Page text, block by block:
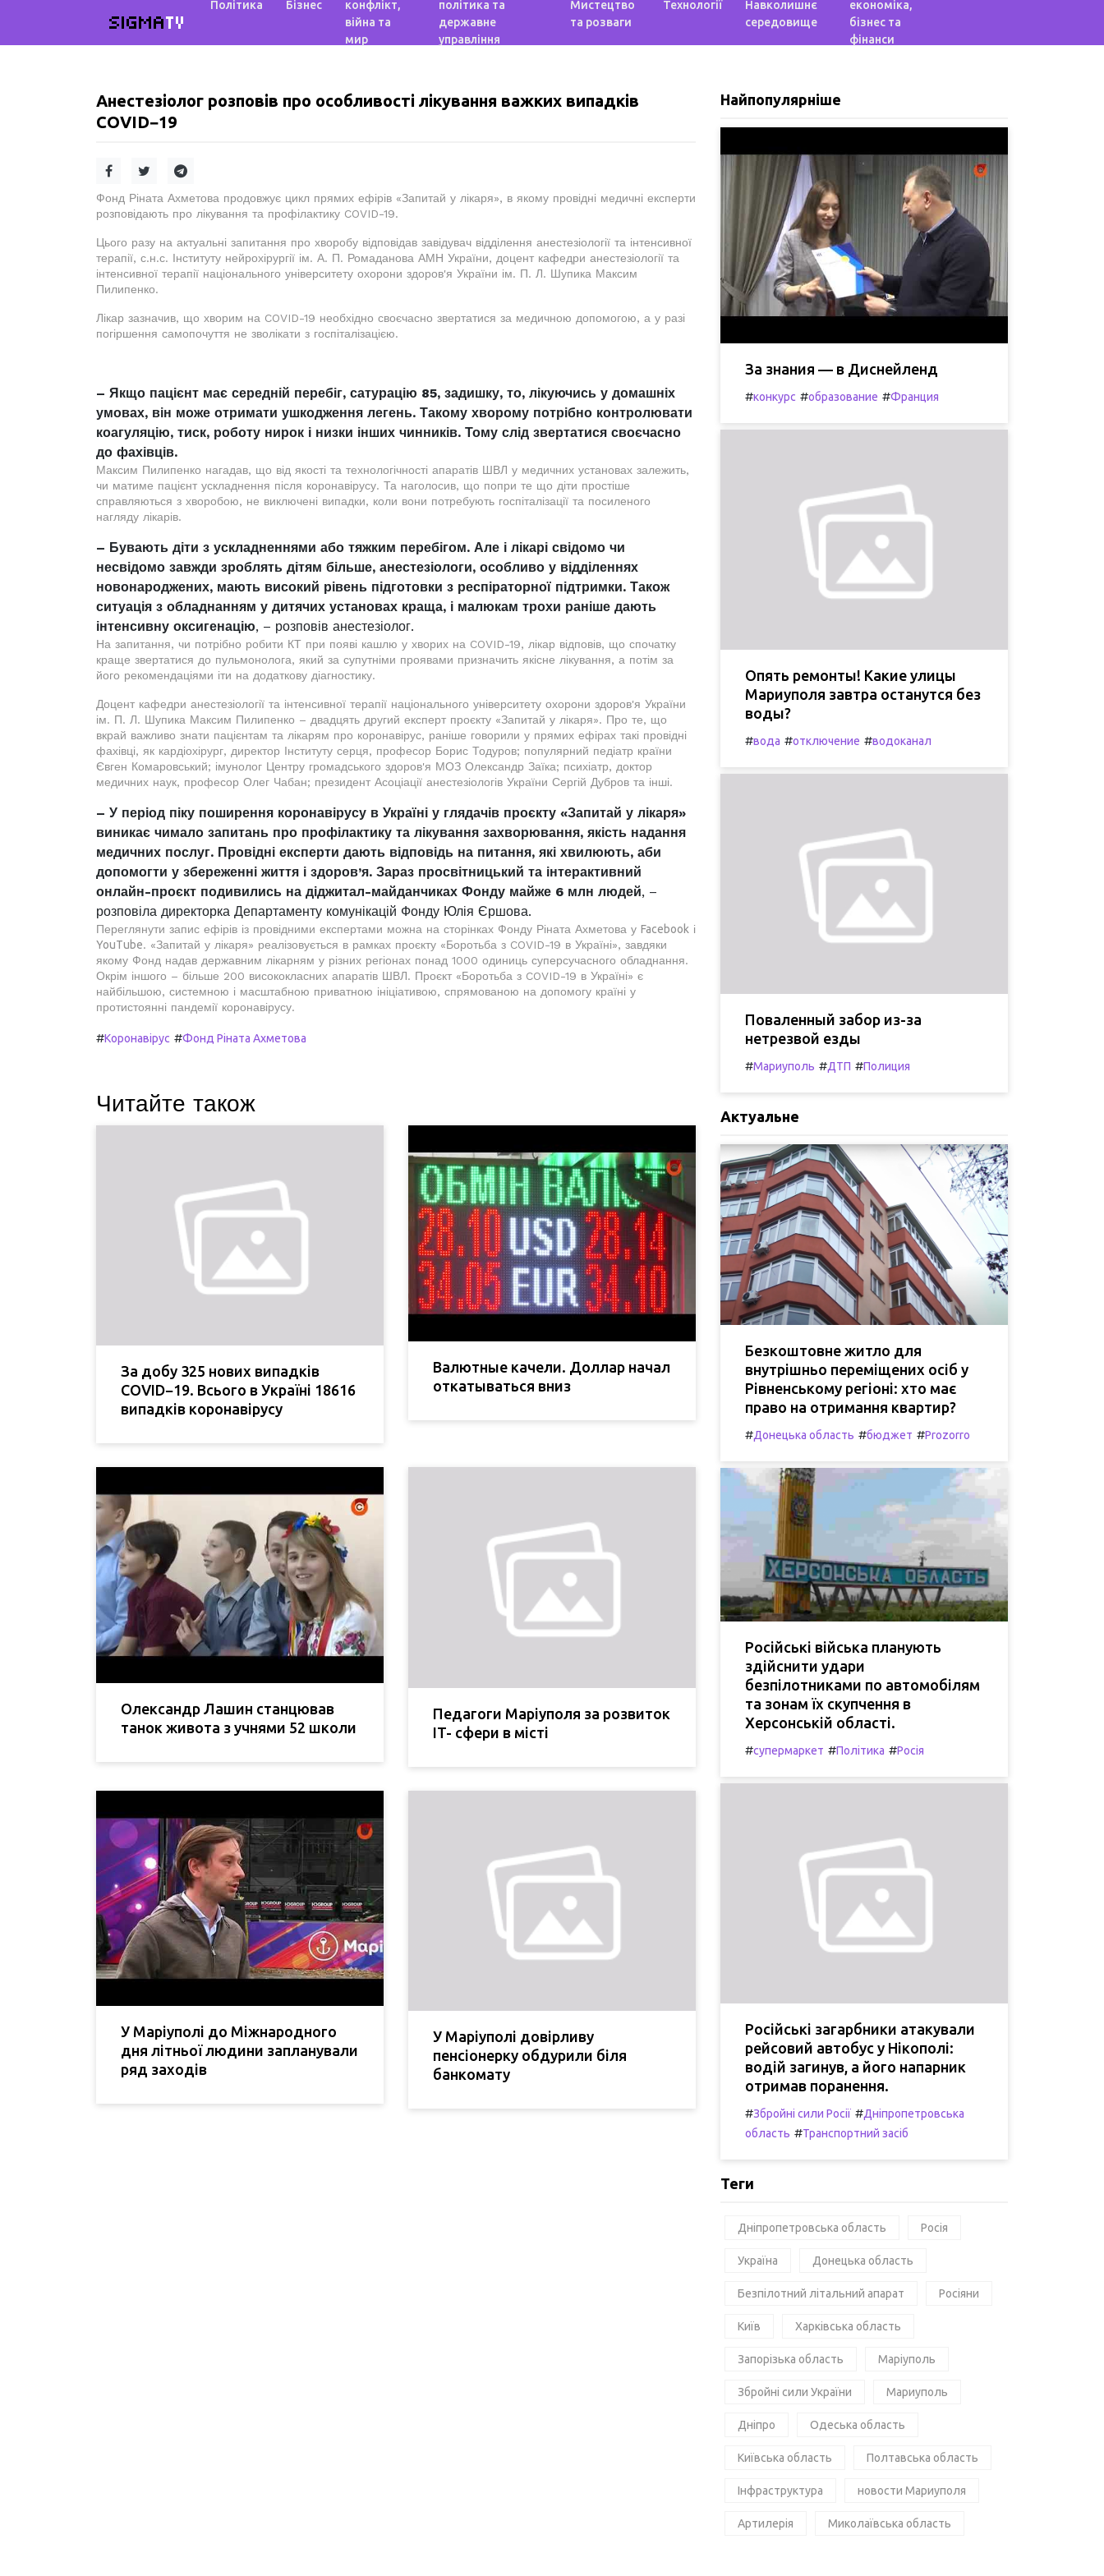
SIGMATV
Політика Бізнес
конфлікт,
війна та
мир
політика та
державне
управління
Мистецтво
та розваги
Технології
Навколишнє
середовище
економіка,
бізнес та
фінанси
Анестезіолог розповів про особливості лікування важких випадків
COVID−19
Фонд Ріната Ахметова продовжує цикл прямих ефірів «Запитай у лікаря», в якому провідні медичні експерти
розповідають про лікування та профілактику COVID-19.
Цього разу на актуальні запитання про хворобу відповідав завідувач відділення анестезіології та інтенсивної
терапії, с.н.с. Інституту нейрохірургії ім. А. П. Ромаданова АМН України, доцент кафедри анестезіології та
інтенсивної терапії національного університету охорони здоров'я України ім. П. Л. Шупика Максим
Пилипенко.
Лікар зазначив, що хворим на COVID-19 необхідно своєчасно звертатися за медичною допомогою, а у разі
погіршення самопочуття не зволікати з госпіталізацією.
– Якщо пацієнт має середній перебіг, сатурацію 85, задишку, то, лікуючись у домашніх
умовах, він може отримати ушкодження легень. Такому хворому потрібно контролювати
коагуляцію, тиск, роботу нирок і низки інших чинників. Тому слід звертатися своєчасно
до фахівців.
Максим Пилипенко нагадав, що від якості та технологічності апаратів ШВЛ у медичних установах залежить,
чи матиме пацієнт ускладнення після коронавірусу. Та наголосив, що попри те що діти простіше
справляються з хворобою, не виключені випадки, коли вони потребують госпіталізації та посиленого
нагляду лікарів.
– Бувають діти з ускладненнями або тяжким перебігом. Але і лікарі свідомо чи
несвідомо завжди зроблять дітям більше, анестезіологи, особливо у відділеннях
новонароджених, мають високий рівень підготовки з респіраторної підтримки. Також
ситуація з обладнанням у дитячих установах краща, і малюкам трохи раніше дають
інтенсивну оксигенацію, – розповів анестезіолог.
На запитання, чи потрібно робити КТ при появі кашлю у хворих на COVID-19, лікар відповів, що спочатку
краще звертатися до пульмонолога, який за супутніми проявами призначить якісне лікування, а потім за
його рекомендаціями іти на додаткову діагностику.
Доцент кафедри анестезіології та інтенсивної терапії національного університету охорони здоров'я України
ім. П. Л. Шупика Максим Пилипенко – двадцять другий експерт проєкту «Запитай у лікаря». Про те, що
вкрай важливо знати пацієнтам та лікарям про коронавірус, раніше говорили у прямих ефірах такі провідні
фахівці, як кардіохірург, директор Інституту серця, професор Борис Тодуров; популярний педіатр країни
Євген Комаровський; імунолог Центру громадського здоров'я МОЗ Олександр Заїка; психіатр, доктор
медичних наук, професор Олег Чабан; президент Асоціації анестезіологів України Сергій Дубров та інші.
– У період піку поширення коронавірусу в Україні у глядачів проєкту «Запитай у лікаря»
виникає чимало запитань про профілактику та лікування захворювання, якість надання
медичних послуг. Провідні експерти дають відповідь на питання, які хвилюють, аби
допомогти у збереженні життя і здоров’я. Зараз просвітницький та інтерактивний
онлайн-проєкт подивились на діджитал-майданчиках Фонду майже 6 млн людей, –
розповіла директорка Департаменту комунікацій Фонду Юлія Єршова.
Переглянути запис ефірів із провідними експертами можна на сторінках Фонду Ріната Ахметова у Facebook і
YouTube. «Запитай у лікаря» реалізовується в рамках проєкту «Боротьба з COVID-19 в Україні», завдяки
якому Фонд надав державним лікарням у різних регіонах понад 1000 одиниць суперсучасного обладнання.
Окрім іншого – більше 200 висококласних апаратів ШВЛ. Проєкт «Боротьба з COVID-19 в Україні» є
найбільшою, системною і масштабною приватною ініціативою, спрямованою на допомогу країні у
протистоянні пандемії коронавірусу.
#Коронавірус #Фонд Ріната Ахметова
Читайте також
За добу 325 нових випадків
COVID−19. Всього в Україні 18616
випадків коронавірусу
Валютные качели. Доллар начал
откатываться вниз
Олександр Лашин станцював
танок живота з учнями 52 школи
Педагоги Маріуполя за розвиток
IT- сфери в місті
У Маріуполі до Міжнародного
дня літньої людини запланували
ряд заходів
У Маріуполі довірливу
пенсіонерку обдурили біля
банкомату
Найпопулярніше
За знания — в Диснейленд
#конкурс #образование #Франция
Опять ремонты! Какие улицы
Мариуполя завтра останутся без
воды?
#вода #отключение #водоканал
Поваленный забор из-за
нетрезвой езды
#Мариуполь #ДТП #Полиция
Актуальне
Безкоштовне житло для
внутрішньо переміщених осіб у
Рівненському регіоні: хто має
право на отримання квартир?
#Донецька область #бюджет #Prozorro
Російські війська планують
здійснити удари
безпілотниками по автомобілям
та зонам їх скупчення в
Херсонській області.
#супермаркет #Політика #Росія
Російські загарбники атакували
рейсовий автобус у Нікополі:
водій загинув, а його напарник
отримав поранення.
#Збройні сили Росії #Дніпропетровська
область #Транспортний засіб
Теги
Дніпропетровська область Росія
Україна Донецька область
Безпілотний літальний апарат Росіяни
Київ Харківська область
Запорізька область Маріуполь
Збройні сили України Мариуполь
Дніпро Одеська область
Київська область Полтавська область
Інфраструктура новости Мариуполя
Артилерія Миколаївська область